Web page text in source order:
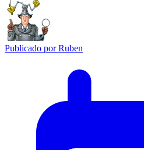
Publicado porRuben